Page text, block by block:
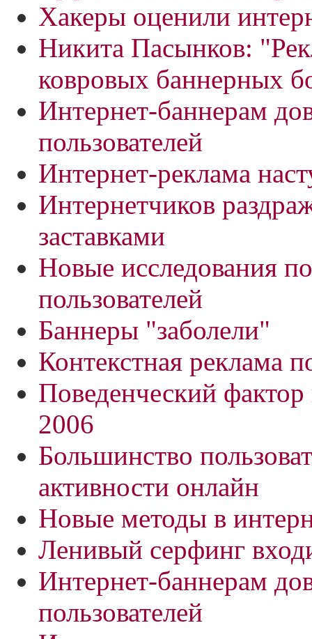
Хакеры оценили
Никита Пасынков:
ковровых баннерных
Интернет-баннерам
пользователей
Интернет-реклама
Интернетчиков
заставками
Новые исследования
пользователей
Баннеры "заболели"
Контекстная реклама
Поведенческий фактор
2006
Большинство
активности онлайн
Новые методы в
Ленивый серфинг
Интернет-баннерам
пользователей